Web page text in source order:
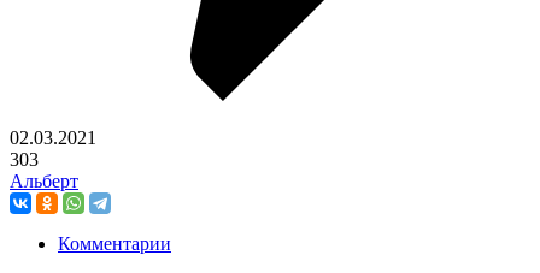
02.03.2021
303
Альберт
Комментарии